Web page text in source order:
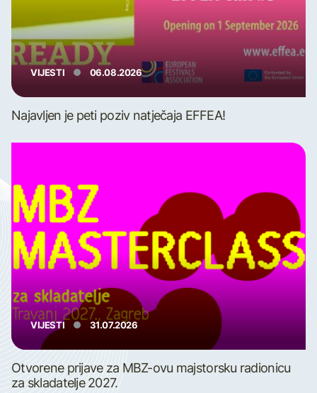
VIJESTI 06.08.2026
Najavljen je peti poziv natječaja EFFEA!
VIJESTI 31.07.2026
Otvorene prijave za MBZ-ovu majstorsku radionicu
za skladatelje 2027.